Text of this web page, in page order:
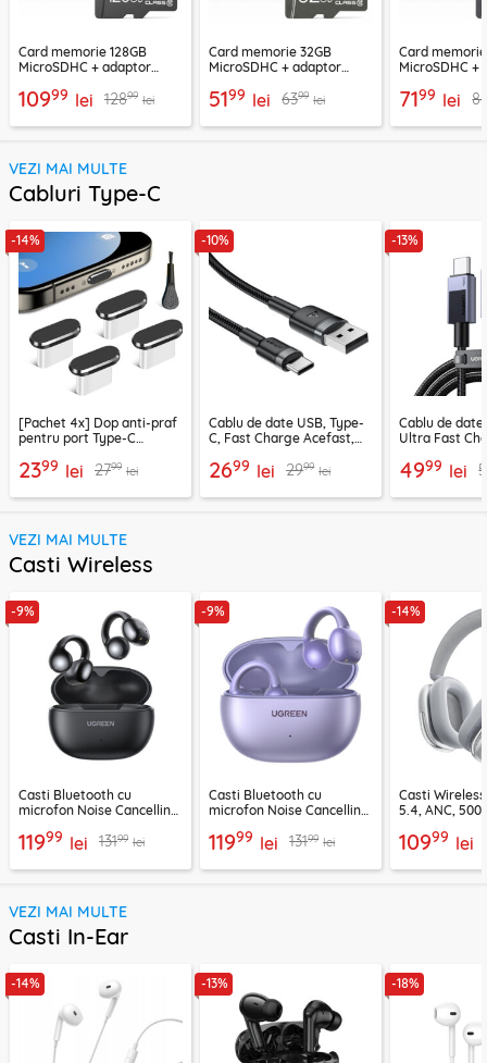
Card memorie 128GB
MicroSDHC + adaptor
10999 lei 12899 lei
Card memorie 32GB
MicroSDHC + adaptor
5199 lei 6399 lei
Card
MicroSDHC +
7199 lei
VEZI MAI MULTE
Cabluri Type-C
-14%
[Pachet 4x] Dop anti-praf
pentru port Type-C
2399 lei 2799 lei
-10%
Cablu de date USB, Type-
C, Fast Charge Acefast,
2699 lei 2999 lei
-13%
Cablu de date
Ultra Fast
4999 lei
VEZI MAI MULTE
Casti Wireless
-9%
Casti Bluetooth cu
microfon Noise Cancelling
11999 lei 13199 lei
-9%
Casti Bluetooth cu
microfon Noise Cancelling
11999 lei 13199 lei
-14%
Casti
5.4, ANC,
10999 lei
VEZI MAI MULTE
Casti In-Ear
-14% -13% -18%